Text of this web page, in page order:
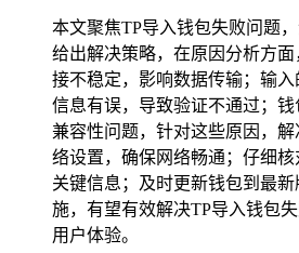
本文聚焦TP导入钱包失败问题
给出解决策略，在原因分析方
接不稳定，影响数据传输；输
信息有误，导致验证不通过；
兼容性问题，针对这些原因，解
络设置，确保网络畅通；仔细
关键信息；及时更新钱包到最
施，有望有效解决TP导入钱包
用户体验。